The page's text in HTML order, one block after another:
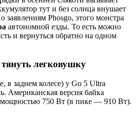
тут и без солнца внушает
заявлениям Phosgo, этого монстра
автономной езды. То есть можно
и вернуться обратно на одном
легковушку
в заднем колесе) у Go 5 Ultra
Американская версия байка
мощностью 750 Вт (в пике — 910 Вт).